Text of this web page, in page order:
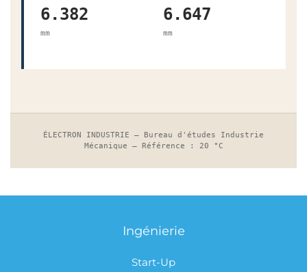
Ingénierie
Start-Up